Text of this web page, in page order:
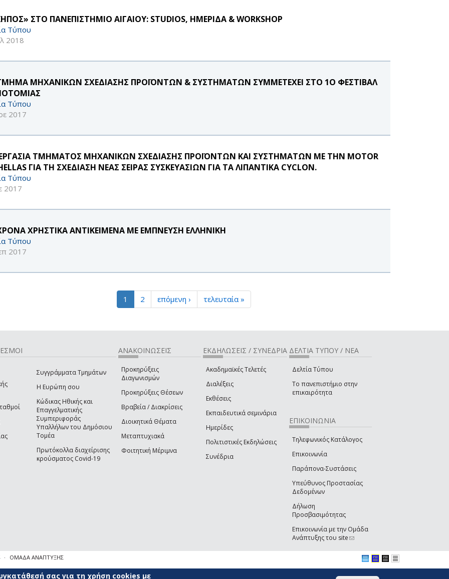
ΣΤΟ ΠΑΝΕΠΙΣΤΗΜΙΟ ΑΙΓΑΙΟΥ: STUDIOS, ΗΜΕΡΙΔΑ & WORKSHOP
Τύπου
2018
ΜΗΧΑΝΙΚΩΝ ΣΧΕΔΙΑΣΗΣ ΠΡΟΪΟΝΤΩΝ & ΣΥΣΤΗΜΑΤΩΝ ΣΥΜΜΕΤΕΧΕΙ ΣΤΟ 1Ο ΦΕΣΤΙΒΑΛ
Τύπου
2017
ΤΜΗΜΑΤΟΣ ΜΗΧΑΝΙΚΩΝ ΣΧΕΔΙΑΣΗΣ ΠΡΟΪΟΝΤΩΝ ΚΑΙ ΣΥΣΤΗΜΑΤΩΝ ΜΕ ΤΗΝ MOTOR
ΓΙΑ ΤΗ ΣΧΕΔΙΑΣΗ ΝΕΑΣ ΣΕΙΡΑΣ ΣΥΣΚΕΥΑΣΙΩΝ ΓΙΑ ΤΑ ΛΙΠΑΝΤΙΚΑ CYCLON.
Τύπου
2017
ΧΡΗΣΤΙΚΑ ΑΝΤΙΚΕΙΜΕΝΑ ΜΕ ΕΜΠΝΕΥΣΗ ΕΛΛΗΝΙΚΗ
Τύπου
2017
1 2 επόμενη › τελευταία »
Συγγράμματα Τμημάτων
Η Ευρώπη σου
Κώδικας Ηθικής και
Επαγγελματικής
Συμπεριφοράς
Υπαλλήλων του Δημόσιου
Τομέα
Πρωτόκολλα διαχείρισης
κρούσματος Covid-19
ΑΝΑΚΟΙΝΩΣΕΙΣ
Προκηρύξεις
Διαγωνισμών
Προκηρύξεις Θέσεων
Βραβεία / Διακρίσεις
Διοικητικά Θέματα
Μεταπτυχιακά
Φοιτητική Μέριμνα
ΕΚΔΗΛΩΣΕΙΣ / ΣΥΝΕΔΡΙΑ
Ακαδημαϊκές Τελετές
Διαλέξεις
Εκθέσεις
Εκπαιδευτικά σεμινάρια
Ημερίδες
Πολιτιστικές Εκδηλώσεις
Συνέδρια
ΔΕΛΤΙΑ ΤΥΠΟΥ / ΝΕΑ
Δελτία Τύπου
Το πανεπιστήμιο στην
επικαιρότητα
ΕΠΙΚΟΙΝΩΝΙΑ
Τηλεφωνικός Κατάλογος
Επικοινωνία
Παράπονα-Συστάσεις
Υπεύθυνος Προστασίας
Δεδομένων
Δήλωση
Προσβασιμότητας
Επικοινωνία με την Ομάδα
Ανάπτυξης του site(link sends e-mail)
ΟΜΑΔΑ ΑΝΑΠΤΥΞΗΣ
σας για τη χρήση cookies με